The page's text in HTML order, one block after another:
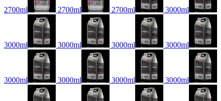
2700ml 2700ml 2700ml 3000ml
3000ml 3000ml 3000ml 3000ml
3000ml 3000ml 3000ml 3000ml